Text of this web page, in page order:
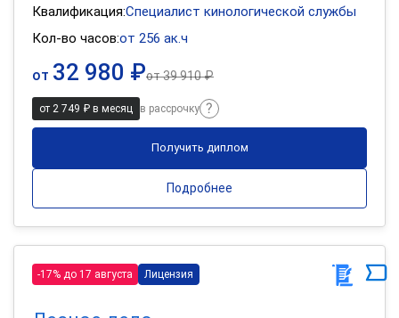
Квалификация:Специалист кинологической службы
Кол-во часов:от 256 ак.ч
от 32 980 ₽от39 910 ₽
от 2 749 ₽ в месяц в рассрочку
Получить диплом
Подробнее
-17% до 17 августа Лицензия